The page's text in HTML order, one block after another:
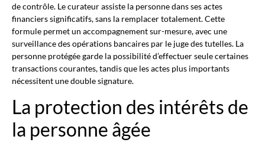
de contrôle. Le curateur assiste la personne dans ses actes
financiers significatifs, sans la remplacer totalement. Cette
formule permet un accompagnement sur-mesure, avec une
surveillance des opérations bancaires par le juge des tutelles. La
personne protégée garde la possibilité d’effectuer seule certaines
transactions courantes, tandis que les actes plus importants
nécessitent une double signature.
La protection des intérêts de
la personne âgée